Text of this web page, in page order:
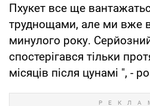
Пхукет все ще
труднощами, але ми вже
минулого року.
спостерігався тільки
місяців після цунамі ", -